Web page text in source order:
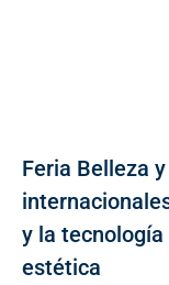
Feria Belleza
y la
estética